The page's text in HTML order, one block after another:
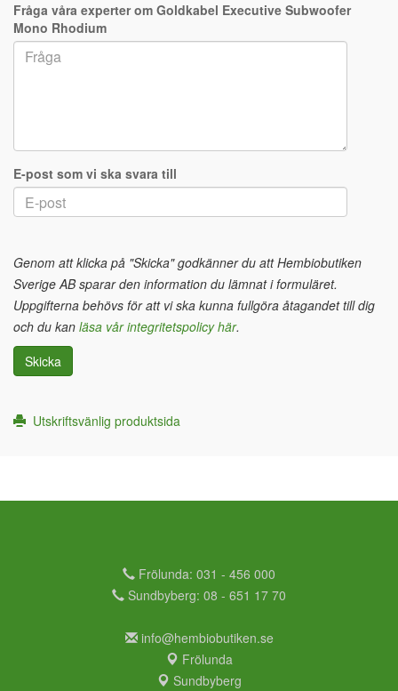
Fråga våra experter om Goldkabel Executive Subwoofer
Mono Rhodium
E-post som vi ska svara till
Genom att klicka på "Skicka" godkänner du att Hembiobutiken
Sverige AB sparar den information du lämnat i formuläret.
Uppgifterna behövs för att vi ska kunna fullgöra åtagandet till dig
och du kan läsa vår integritetspolicy här.
Skicka
Utskriftsvänlig produktsida
Frölunda: 031 - 456 000
Sundbyberg: 08 - 651 17 70
info@hembiobutiken.se
Frölunda
Sundbyberg